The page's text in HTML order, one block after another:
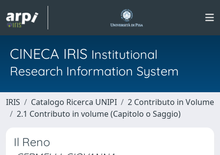
CINECA IRIS Institutional
Research Information System
IRIS Catalogo Ricerca UNIPI
2 Contributo in Volume
2.1 Contributo in volume (Capitolo o Saggio)
Il Reno